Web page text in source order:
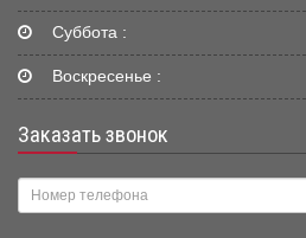
Суббота :
Воскресенье :
Заказать звонок